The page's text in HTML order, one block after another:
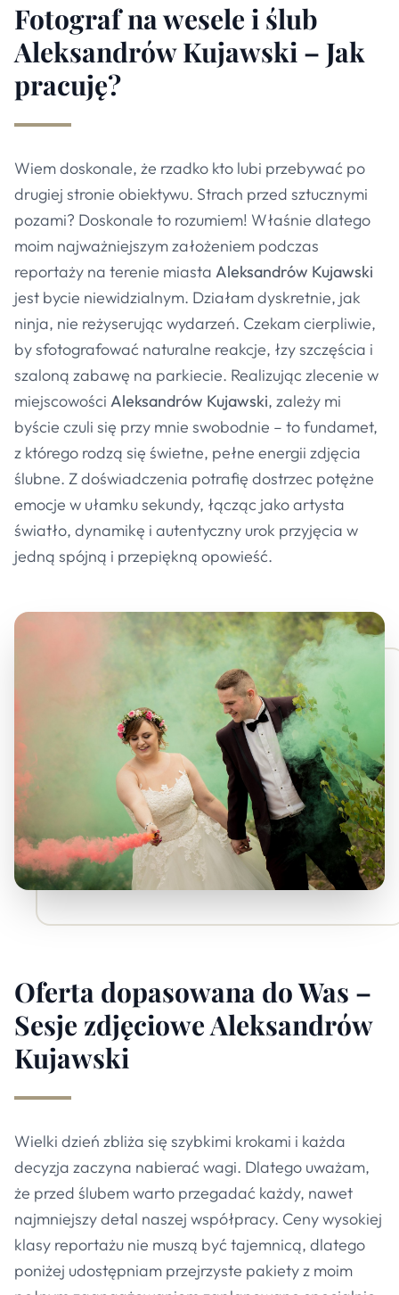
Fotograf na wesele i ślub
Aleksandrów Kujawski – Jak
pracuję?
Wiem doskonale, że rzadko kto lubi przebywać po
drugiej stronie obiektywu. Strach przed sztucznymi
pozami? Doskonale to rozumiem! Właśnie dlatego
moim najważniejszym założeniem podczas
reportaży na terenie miasta Aleksandrów Kujawski
jest bycie niewidzialnym. Działam dyskretnie, jak
ninja, nie reżyserując wydarzeń. Czekam cierpliwie,
by sfotografować naturalne reakcje, łzy szczęścia i
szaloną zabawę na parkiecie. Realizując zlecenie w
miejscowości Aleksandrów Kujawski, zależy mi
byście czuli się przy mnie swobodnie – to fundamet,
z którego rodzą się świetne, pełne energii zdjęcia
ślubne. Z doświadczenia potrafię dostrzec potężne
emocje w ułamku sekundy, łącząc jako artysta
światło, dynamikę i autentyczny urok przyjęcia w
jedną spójną i przepiękną opowieść.
Oferta dopasowana do Was –
Sesje zdjęciowe Aleksandrów
Kujawski
Wielki dzień zbliża się szybkimi krokami i każda
decyzja zaczyna nabierać wagi. Dlatego uważam,
że przed ślubem warto przegadać każdy, nawet
najmniejszy detal naszej współpracy. Ceny wysokiej
klasy reportażu nie muszą być tajemnicą, dlatego
poniżej udostępniam przejrzyste pakiety z moim